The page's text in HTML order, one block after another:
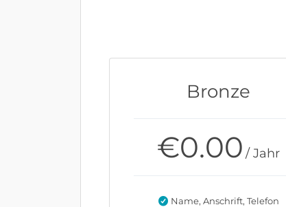
Bronze
€0.00 / Jahr
Name, Anschrift, Telefon